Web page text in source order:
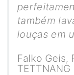
também
louças em
Falko Geis,
TETTNANG